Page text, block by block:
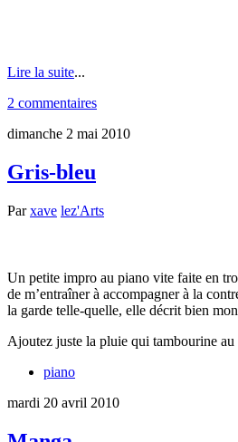
Lire la suite...
2 commentaires
dimanche 2 mai 2010
Gris-bleu
Parxave lez'Arts
Un petite impro au piano vite faite en
de m’entraîner à accompagner à la
la garde telle-quelle, elle décrit bien
Ajoutez juste la pluie qui tambourine au
piano
mardi 20 avril 2010